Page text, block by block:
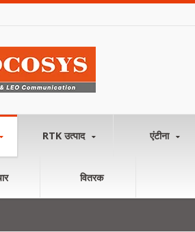
RTK उत्पाद एंटीना
वितरक